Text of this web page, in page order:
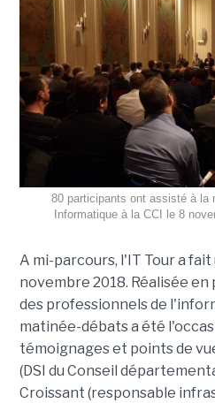
80 participants ont assisté à la
Informatique à la CCI le 8
A mi-parcours, l'IT Tour a fait
novembre 2018. Réalisée
des professionnels de
matinée-débats a été
témoignages et points de
(DSI du Conseil
Croissant (responsable